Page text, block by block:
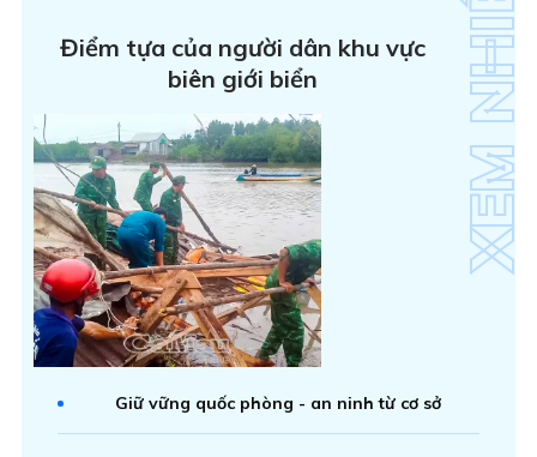
Điểm tựa của người dân khu vực
biên giới biển
Giữ vững quốc phòng - an ninh từ cơ sở